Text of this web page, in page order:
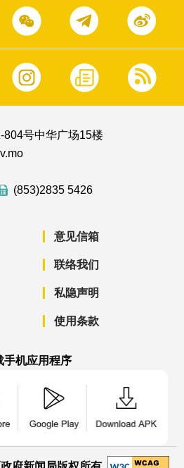
号中华广场15楼
(853)2835 5426
意见信箱
联络我们
私隐声明
使用条款
手机应用程序